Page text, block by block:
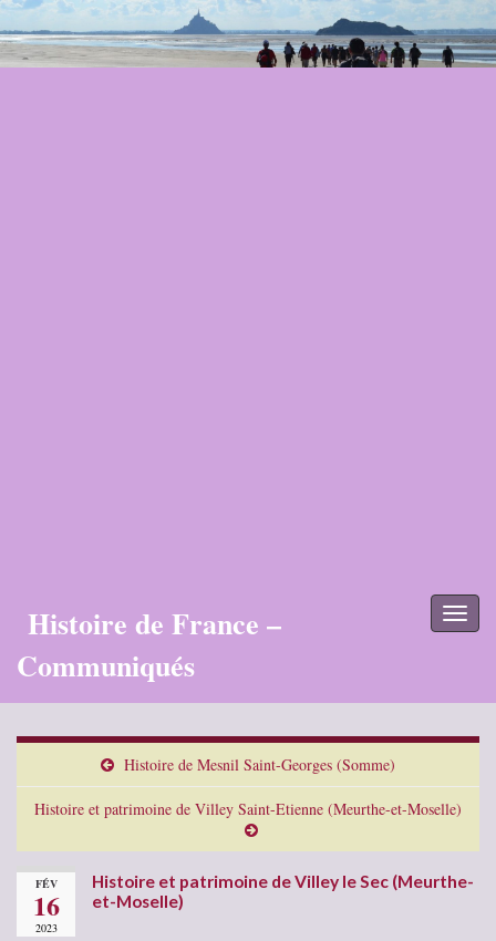
Histoire de France –
Communiqués
Histoire de Mesnil Saint-Georges (Somme)
Histoire et patrimoine de Villey Saint-Etienne (Meurthe-et-Moselle)
FÉV
16
2023
Histoire et patrimoine de Villey le Sec (Meurthe-
et-Moselle)